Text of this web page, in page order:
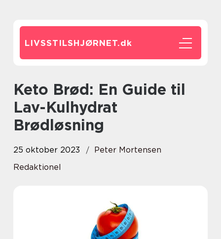
LIVSSTILSHJØRNET.dk
Keto Brød: En Guide til
Lav-Kulhydrat
Brødløsning
25 oktober 2023
Peter Mortensen
Redaktionel